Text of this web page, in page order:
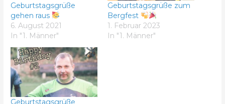
Geburtstagsgrüße
gehen raus
6. August 2021
In "1. Männer"
Geburtstagsgrüße zum
Bergfest
1. Februar 2023
In "1. Männer"
Geburtstagsgrüße